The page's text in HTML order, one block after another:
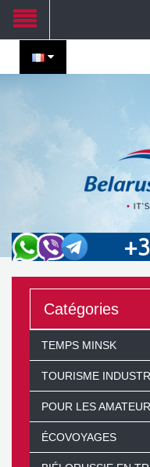
Catégories
TEMPS MINSK
TOURISME
POUR LES
ÉCOVOYAGES